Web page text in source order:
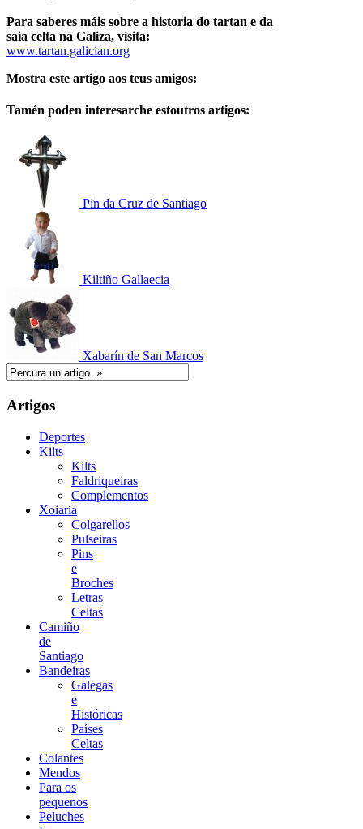
Para saberes máis sobre a historia do tartan e da
saia celta na Galiza, visita:
www.tartan.galician.org
Mostra este artigo aos teus amigos:
Tamén poden interesarche estoutros artigos:
Pin da Cruz de Santiago
Kiltiño Gallaecia
Xabarín de San Marcos
Artigos
Deportes
Kilts
Kilts
Faldriqueiras
Complementos
Xoiaría
Colgarellos
Pulseiras
Pins
e
Broches
Letras
Celtas
Camiño
de
Santiago
Bandeiras
Galegas
e
Históricas
Países
Celtas
Colantes
Mendos
Para os
pequenos
Peluches